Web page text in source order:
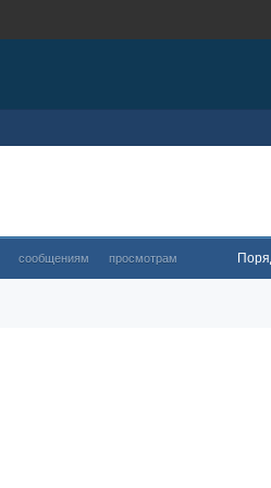
сообщениям просмотрам